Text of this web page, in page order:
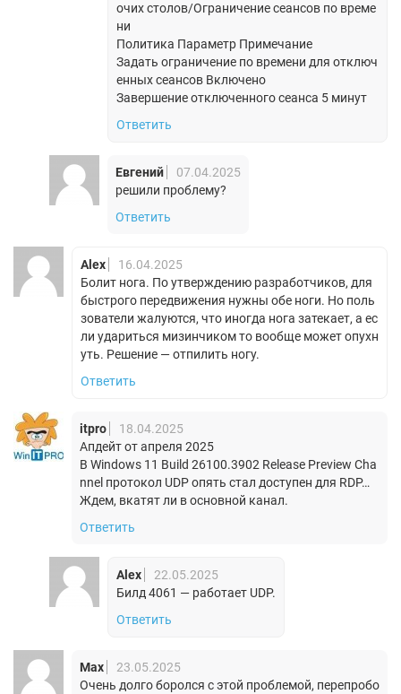
очих столов/Ограничение сеансов по време
ни
Политика Параметр Примечание
Задать ограничение по времени для отключ
енных сеансов Включено
Завершение отключенного сеанса 5 минут
Ответить
Евгений
07.04.2025
решили проблему?
Ответить
Alex
16.04.2025
Болит нога. По утверждению разработчиков, для
быстрого передвижения нужны обе ноги. Но поль
зователи жалуются, что иногда нога затекает, а ес
ли удариться мизинчиком то вообще может опухн
уть. Решение — отпилить ногу.
Ответить
itpro
18.04.2025
Апдейт от апреля 2025
В Windows 11 Build 26100.3902 Release Preview Cha
nnel протокол UDP опять стал доступен для RDP…
Ждем, вкатят ли в основной канал.
Ответить
Alex
22.05.2025
Билд 4061 — работает UDP.
Ответить
Max
23.05.2025
Очень долго боролся с этой проблемой, перепробо